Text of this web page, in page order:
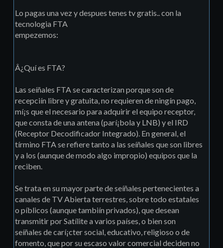
Lo pagas una vez y despues tenes tv gratis.. con la
tecnologia FTA
empezemos:
Â¿Quí es FTA?
Las seíñales FTA se caracterizan porque son de
recepciín libre y gratuita, no requieren de ningín pago,
mí¡s que el necesario para adquirir el equipo receptor,
que consta de una antena (parí¡bola y LNB) y el IRD
(Receptor Decodificador Integrado). En general, el
tírmino FTA se refiere tanto a las seíñales que son libres
y a los (aunque de modo algo impropio) equipos que la
reciben.
Se trata en su mayor parte de seíñales pertenecientes a
canales de TV Abierta terrestres, sobre todo estatales
o píblicos (aunque tambiín privados), que desean
transmitir por Satílite a varios paí­ses, o bien son
seíñales de carí¡cter social, educativo, religioso o de
fomento, que por su escaso valor comercial deciden no